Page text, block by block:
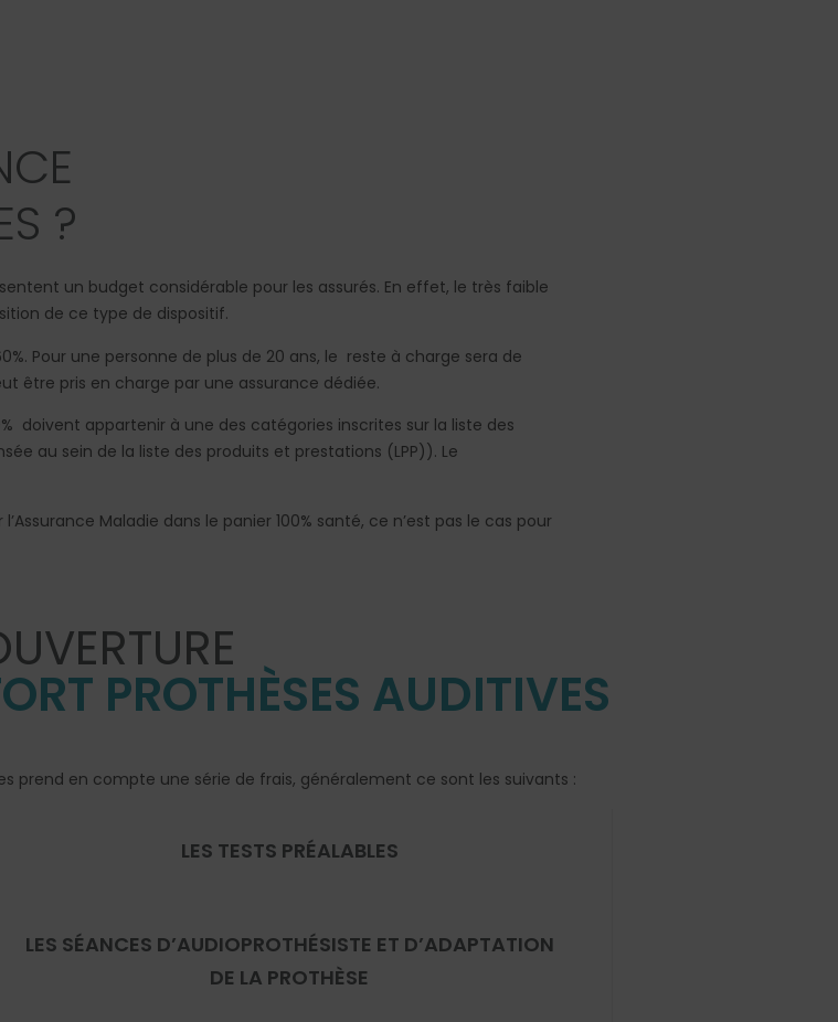
?
un budget considérable pour les assurés. En effet, le très faible
de ce type de dispositif.
Pour une personne de plus de 20 ans, le reste à charge sera de
être pris en charge par une assurance dédiée.
doivent appartenir à une des catégories inscrites sur la liste des
au sein de la liste des produits et prestations (LPP)). Le
Maladie dans le panier 100% santé, ce n’est pas le cas pour
PROTHÈSES AUDITIVES
prend en compte une série de frais, généralement ce sont les suivants :
LES TESTS PRÉALABLES
LES SÉANCES D’AUDIOPROTHÉSISTE ET D’ADAPTATION
DE LA PROTHÈSE